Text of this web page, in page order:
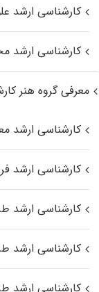
کارشناسی ارشد
کارشناسی ارشد
معرفی گروه هنر
کارشناسی ارشد
کارشناسی ارشد
کارشناسی ارشد
کارشناسی ارشد
کارشناسی ارشد